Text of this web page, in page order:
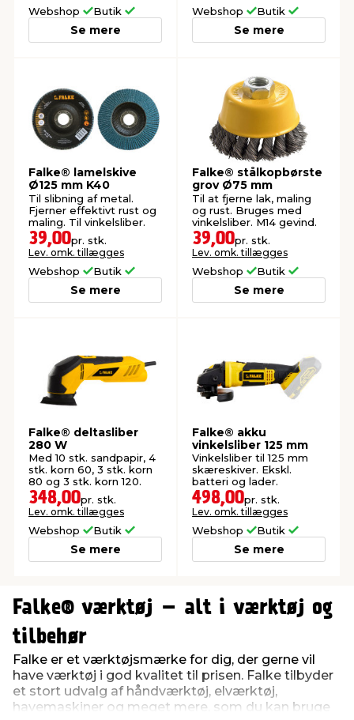
Webshop Butik
Se mere
Webshop Butik
Se mere
Falke® lamelskive
Ø125 mm K40
Til slibning af metal.
Fjerner effektivt rust og
maling. Til vinkelsliber.
39,00pr. stk.
Lev. omk. tillægges
Webshop Butik
Se mere
Falke® stålkopbørste
grov Ø75 mm
Til at fjerne lak, maling
og rust. Bruges med
vinkelsliber. M14 gevind.
39,00pr. stk.
Lev. omk. tillægges
Webshop Butik
Se mere
Falke® deltasliber
280 W
Med 10 stk. sandpapir, 4
stk. korn 60, 3 stk. korn
80 og 3 stk. korn 120.
348,00pr. stk.
Lev. omk. tillægges
Webshop Butik
Se mere
Falke® akku
vinkelsliber 125 mm
Vinkelsliber til 125 mm
skæreskiver. Ekskl.
batteri og lader.
498,00pr. stk.
Lev. omk. tillægges
Webshop Butik
Se mere
1
2
3
4
5
6
7
8
1
2
3
4
5
6
7
8
Falke® værktøj – alt i værktøj og
tilbehør
Falke er et værktøjsmærke for dig, der gerne vil
have værktøj i god kvalitet til prisen. Falke tilbyder
et stort udvalg af håndværktøj, elværktøj,
havemaskiner og meget mere, som du kan bruge